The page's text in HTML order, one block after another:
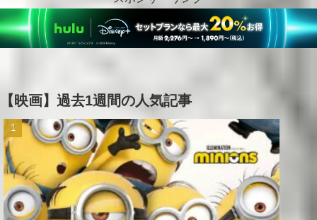
【映画】過去1週間の人気記事